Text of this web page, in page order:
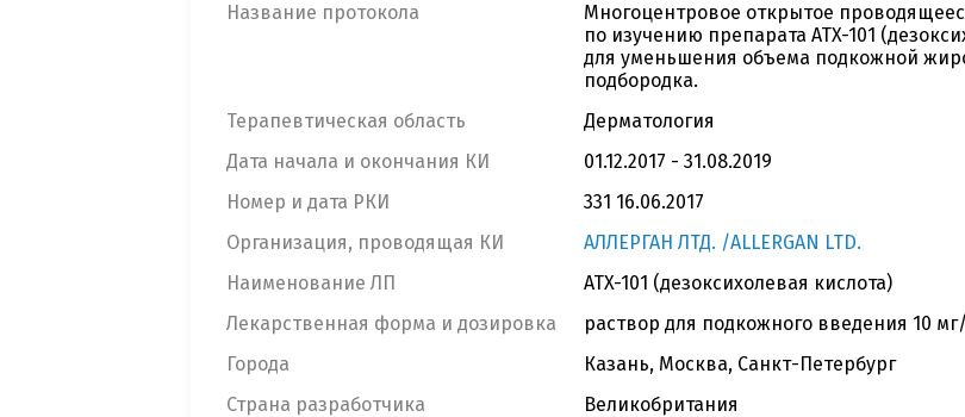
Название протокола
Многоцентровое открытое
по изучению препарата ATX-101
для уменьшения объема подкожной
подбородка.
Терапевтическая область
Дерматология
Дата начала и окончания КИ
01.12.2017 - 31.08.2019
Номер и дата РКИ
331 16.06.2017
Организация, проводящая КИ
АЛЛЕРГАН ЛТД. /ALLERGAN LTD.
Наименование ЛП
ATX-101 (дезоксихолевая кислота)
Лекарственная форма и дозировка
раствор для подкожного введения 10
Города
Казань, Москва, Санкт-Петербург
Страна разработчика
Великобритания